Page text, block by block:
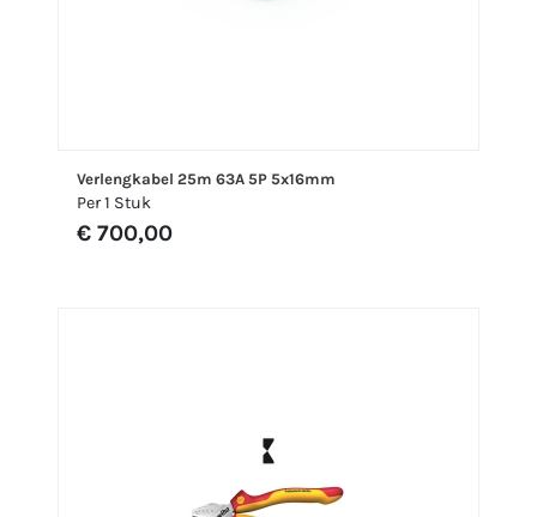
Verlengkabel 25m 63A 5P 5x16mm
Per 1 Stuk
€ 700,00